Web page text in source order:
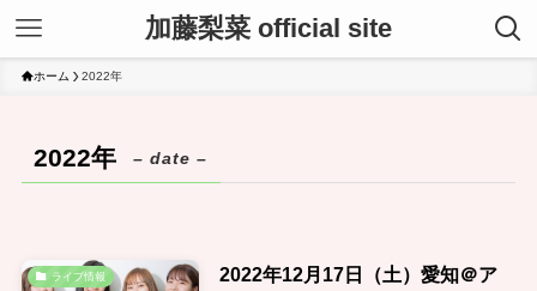
加藤梨菜 official site
ホーム 2022年
2022年 – date –
ライブ情報
2022年12月17日（土）愛知＠ア